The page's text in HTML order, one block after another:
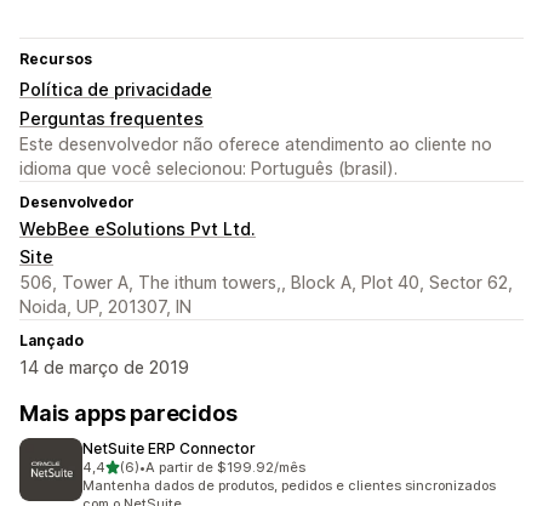
Recursos
Política de privacidade
Perguntas frequentes
Este desenvolvedor não oferece atendimento ao cliente no
idioma que você selecionou: Português (brasil).
Desenvolvedor
WebBee eSolutions Pvt Ltd.
Site
506, Tower A, The ithum towers,, Block A, Plot 40, Sector 62,
Noida, UP, 201307, IN
Lançado
14 de março de 2019
Mais apps parecidos
NetSuite ERP Connector
4,4de 5 estrelas
(6)
6 avaliações ao todo
•A partir de $199.92/mês
Mantenha dados de produtos, pedidos e clientes sincronizados